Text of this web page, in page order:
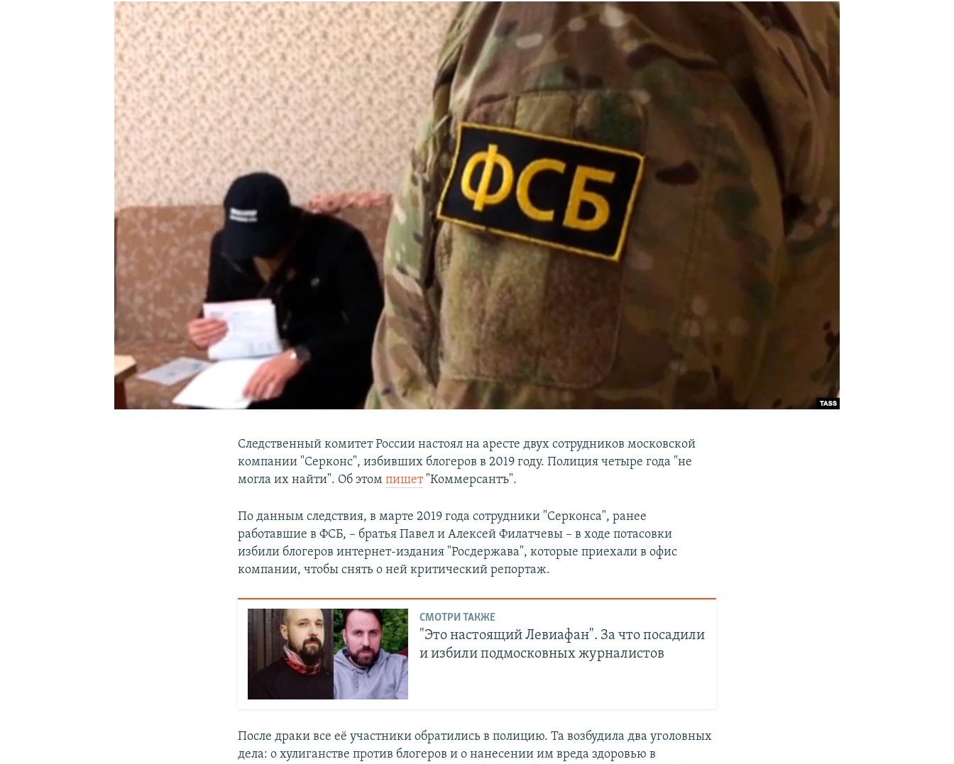
ПОДПИШИТЕСЬ НА РАССЫЛКУ
Следственный комитет России настоял на аресте двух сотрудников московской
компании "Серконс", избивших блогеров в 2019 году. Полиция четыре года "не
могла их найти". Об этомпишет"Коммерсантъ".
По данным следствия, в марте 2019 года сотрудники "Серконса", ранее
работавшие в ФСБ, – братья Павел и Алексей Филатчевы – в ходе потасовки
избили блогеров интернет-издания "Росдержава", которые приехали в офис
компании, чтобы снять о ней критический репортаж.
СМОТРИ ТАКЖЕ
"Это настоящий Левиафан". За что посадили
и избили подмосковных журналистов
После драки все её участники обратились в полицию. Та возбудила два уголовных
дела: о хулиганстве против блогеров и о нанесении им вреда здоровью в